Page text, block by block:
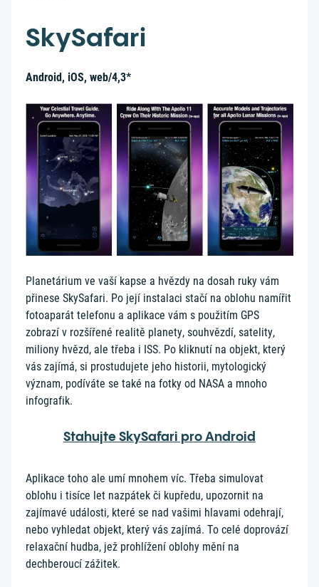
SkySafari
Android, iOS, web/4,3*
Planetárium ve vaší kapse a hvězdy na dosah ruky vám
přinese SkySafari. Po její instalaci stačí na oblohu namířit
fotoaparát telefonu a aplikace vám s použitím GPS
zobrazí v rozšířené realitě planety, souhvězdí, satelity,
miliony hvězd, ale třeba i ISS. Po kliknutí na objekt, který
vás zajímá, si prostudujete jeho historii, mytologický
význam, podíváte se také na fotky od NASA a mnoho
infografik.
Stahujte SkySafari pro Android
Aplikace toho ale umí mnohem víc. Třeba simulovat
oblohu i tisíce let nazpátek či kupředu, upozornit na
zajímavé události, které se nad vašimi hlavami odehrají,
nebo vyhledat objekt, který vás zajímá. To celé doprovází
relaxační hudba, jež prohlížení oblohy mění na
dechberoucí zážitek.